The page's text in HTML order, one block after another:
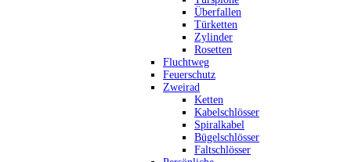
Überfallen
Türketten
Zylinder
Rosetten
Fluchtweg
Feuerschutz
Zweirad
Ketten
Kabelschlösser
Spiralkabel
Bügelschlösser
Faltschlösser